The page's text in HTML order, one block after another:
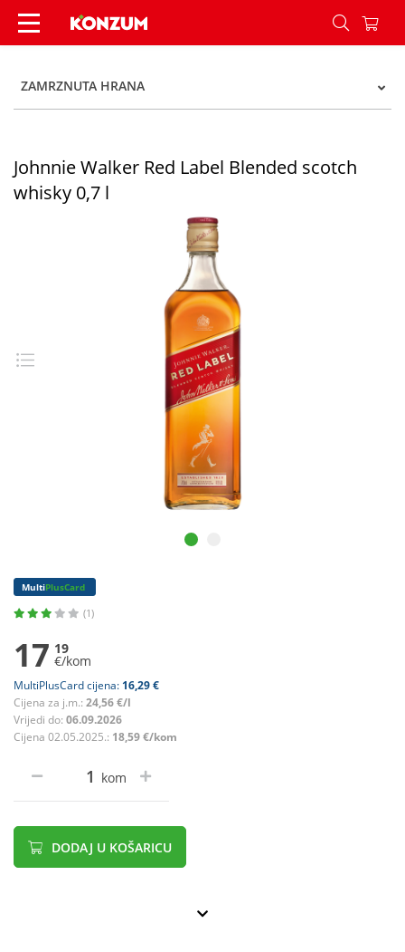
Johnnie Walker Red Label Blended scotch
ZAMRZNUTA HRANA
Johnnie Walker Red Label Blended scotch
whisky 0,7 l
MultiPlusCard
(1)
17 19
€/kom
MultiPlusCard cijena: 16,29 €
Cijena za j.m.: 24,56 €/l
Vrijedi do: 06.09.2026
Cijena 02.05.2025.: 18,59 €/kom
kom
DODAJ U KOŠARICU